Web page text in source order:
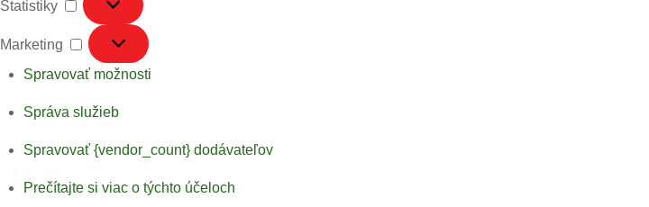
Štatistiky
Marketing
Marketing
Spravovať možnosti
Správa služieb
Spravovať {vendor_count} dodávateľov
Prečítajte si viac o týchto účeloch